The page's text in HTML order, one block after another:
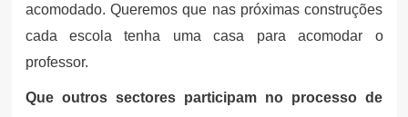
acomodado. Queremos que nas próximas construções
cada escola tenha uma casa para acomodar o
professor.
Que outros sectores participam no processo de